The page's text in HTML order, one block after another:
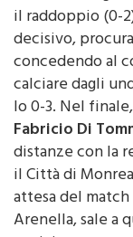
decisivo,
concedendo al
calciare dagli
lo 0-3. Nel
Fabricio Di
distanze con la
il Città di
attesa del match
Arenella, sale a
posizione.